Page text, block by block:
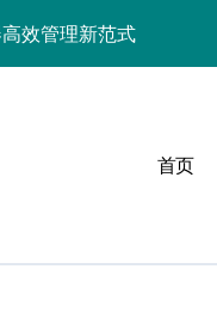
效管理新范式
赋能创业增长
构创新
放媒体生态新价值
务器分类系统构建
闭环构建
首页